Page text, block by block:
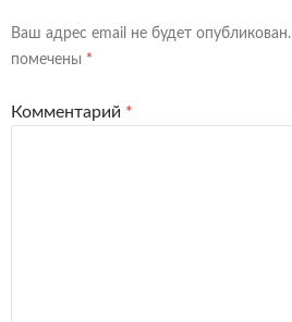
Ваш адрес email не будет опубликован.
помечены *
Комментарий *